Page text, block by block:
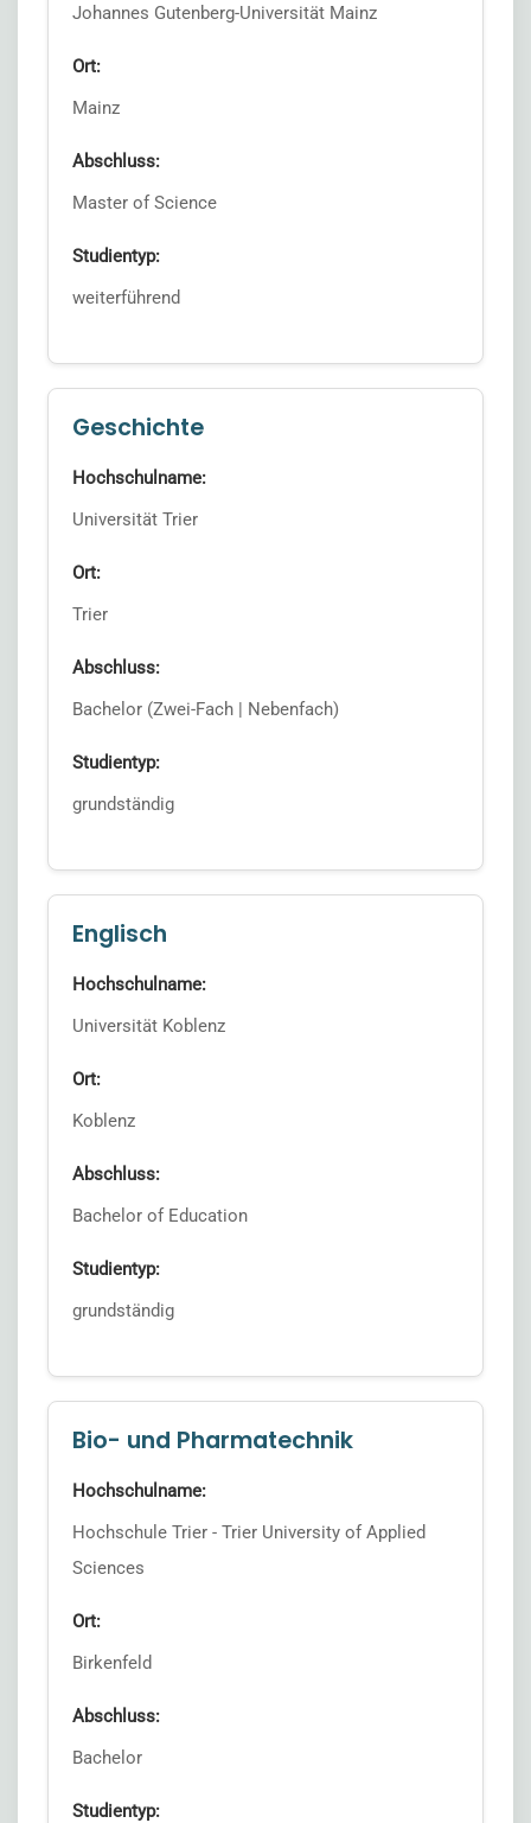
Johannes Gutenberg-Universität Mainz
Ort:
Mainz
Abschluss:
Master of Science
Studientyp:
weiterführend
Geschichte
Hochschulname:
Universität Trier
Ort:
Trier
Abschluss:
Bachelor (Zwei-Fach | Nebenfach)
Studientyp:
grundständig
Englisch
Hochschulname:
Universität Koblenz
Ort:
Koblenz
Abschluss:
Bachelor of Education
Studientyp:
grundständig
Bio- und Pharmatechnik
Hochschulname:
Hochschule Trier - Trier University of Applied
Sciences
Ort:
Birkenfeld
Abschluss:
Bachelor
Studientyp: